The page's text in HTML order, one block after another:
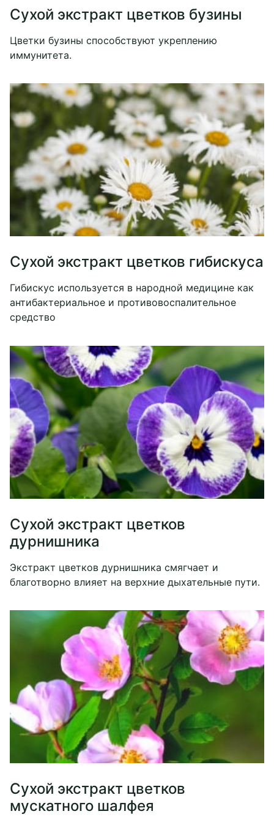
Сухой экстракт цветков бузины
Цветки бузины способствуют укреплению
иммунитета.
Сухой экстракт цветков гибискуса
Гибискус используется в народной медицине как
антибактериальное и противовоспалительное
средство
Сухой экстракт цветков
дурнишника
Экстракт цветков дурнишника смягчает и
благотворно влияет на верхние дыхательные пути.
Сухой экстракт цветков
мускатного шалфея